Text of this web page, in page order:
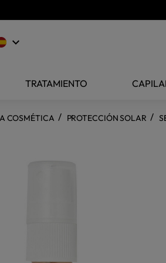
keyboard_arrow_down
TRATAMIENTO
COSMÉTICA PROTECCIÓN SOLAR